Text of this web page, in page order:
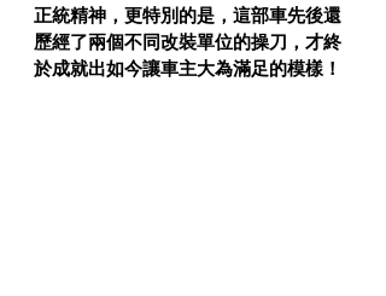
正統精神，更特別的是，這部車先後還
歷經了兩個不同改裝單位的操刀，才終
於成就出如今讓車主大為滿足的模樣！